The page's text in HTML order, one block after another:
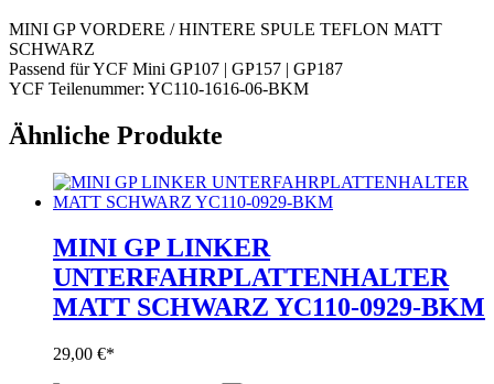
BKM
Menge
MINI GP VORDERE / HINTERE SPULE TEFLON MATT
SCHWARZ
Passend für YCF Mini GP107 | GP157 | GP187
YCF Teilenummer: YC110-1616-06-BKM
Ähnliche Produkte
MINI GP LINKER
UNTERFAHRPLATTENHALTER
MATT SCHWARZ YC110-0929-BKM
29,00 €